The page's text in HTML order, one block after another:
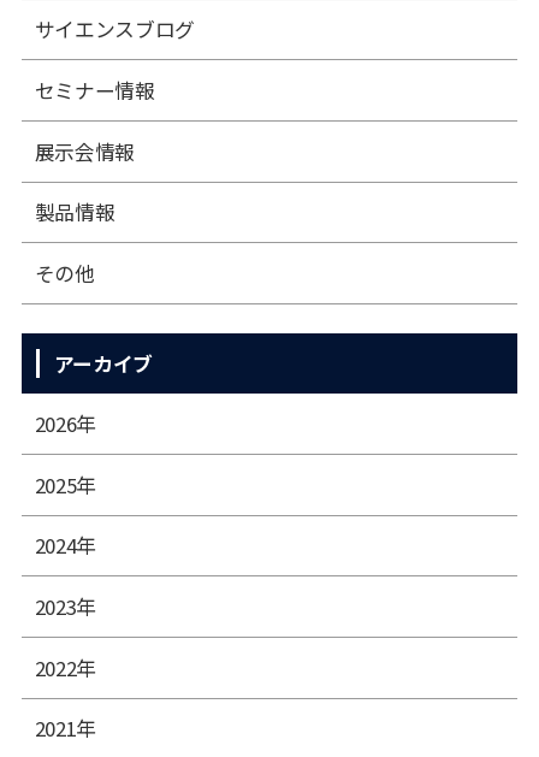
サイエンスブログ
セミナー情報
展⽰会情報
製品情報
その他
アーカイブ
2026年
2025年
2024年
2023年
2022年
2021年